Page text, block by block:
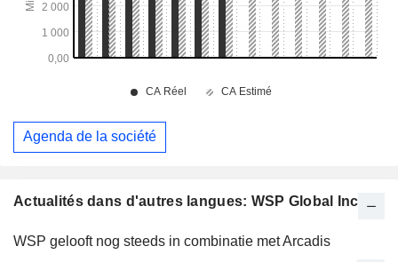
Actualités dans d'autres langues: WSP Global Inc.
WSP gelooft nog steeds in combinatie met Arcadis
Agenda de la société